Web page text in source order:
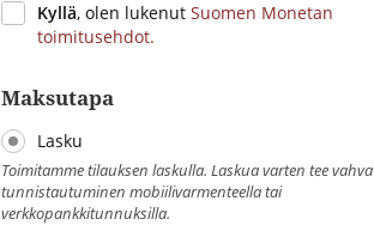
Kyllä, olen lukenut Suomen Monetan
toimitusehdot.
Maksutapa
Lasku
Toimitamme tilauksen laskulla. Laskua varten tee vahva
tunnistautuminen mobiilivarmenteella tai
verkkopankkitunnuksilla.